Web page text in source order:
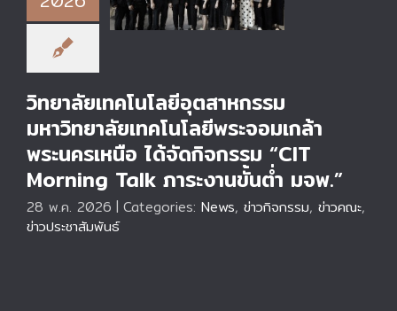
พระนครเหนือ ได้จัด
กิจกรรม “CIT
วิทยาลัยเทคโนโลยีอุตสาหกรรม
มหาวิทยาลัยเทคโนโลยีพระจอมเกล้า
พระนครเหนือ ได้จัดกิจกรรม “CIT
Morning Talk ภาระงานขั้นต่ำ มจพ.”
28 พ.ค. 2026 | Categories: News, ข่าวกิจกรรม, ข่าวคณะ,
ข่าวประชาสัมพันธ์